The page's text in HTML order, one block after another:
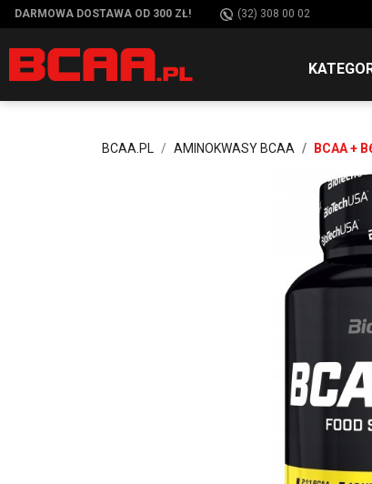
DARMOWA DOSTAWA OD 300 ZŁ! (32) 308 00 02
BCAA.PL AMINOKWASY BCAA BCAA +